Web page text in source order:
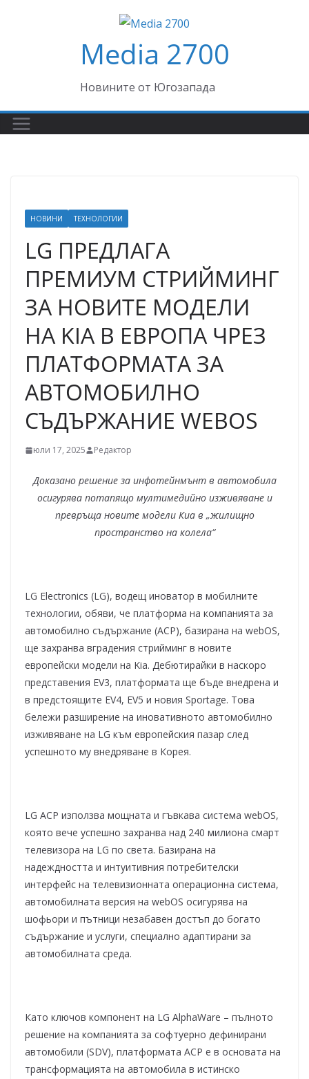
Media 2700
Новините от Югозапада
НОВИНИ ТЕХНОЛОГИИ
LG ПРЕДЛАГА
ПРЕМИУМ СТРИЙМИНГ
ЗА НОВИТЕ МОДЕЛИ
НА KIA В ЕВРОПА ЧРЕЗ
ПЛАТФОРМАТА ЗА
АВТОМОБИЛНО
СЪДЪРЖАНИЕ WEBOS
юли 17, 2025 Редактор
Доказано решение за инфотейнмънт в автомобила
осигурява потапящо мултимедийно изживяване и
превръща новите модели Киа в „жилищно
пространство на колела“
LG Electronics (LG), водещ иноватор в мобилните
технологии, обяви, че платформа на компанията за
автомобилно съдържание (ACP), базирана на webOS,
ще захранва вградения стрийминг в новите
европейски модели на Kia. Дебютирайки в наскоро
представения EV3, платформата ще бъде внедрена и
в предстоящите EV4, EV5 и новия Sportage. Това
бележи разширение на иновативното автомобилно
изживяване на LG към европейския пазар след
успешното му внедряване в Корея.
LG ACP използва мощната и гъвкава система webOS,
която вече успешно захранва над 240 милиона смарт
телевизора на LG по света. Базирана на
надеждността и интуитивния потребителски
интерфейс на телевизионната операционна система,
автомобилната версия на webOS осигурява на
шофьори и пътници незабавен достъп до богато
съдържание и услуги, специално адаптирани за
автомобилната среда.
Като ключов компонент на LG AlphaWare – пълното
решение на компанията за софтуерно дефинирани
автомобили (SDV), платформата ACP е в основата на
трансформацията на автомобила в истинско